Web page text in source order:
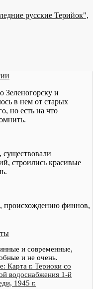
русские Терийок",
Зеленогорску и
в нем от старых
но есть на что
строились красивые
происхождению финнов,
и современные,
и не очень.
Карта г. Териоки со
водоснабжения 1-й
1945 г.